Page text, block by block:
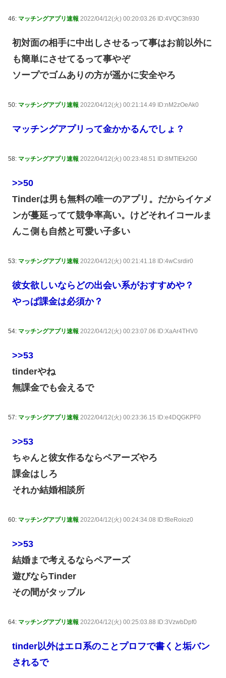
46: マッチングアプリ速報 2022/04/12(火) 00:20:03.26 ID:4VQC3h930
初対面の相手に中出しさせるって事はお前以外に
も簡単にさせてるって事やぞ
ソープでゴムありの方が遥かに安全やろ
50: マッチングアプリ速報 2022/04/12(火) 00:21:14.49 ID:nM2zOeAk0
マッチングアプリって金かかるんでしょ？
58: マッチングアプリ速報 2022/04/12(火) 00:23:48.51 ID:8MTIEk2G0
>>50
Tinderは男も無料の唯一のアプリ。だからイケメ
ンが蔓延ってて競争率高い。けどそれイコールま
んこ側も自然と可愛い子多い
53: マッチングアプリ速報 2022/04/12(火) 00:21:41.18 ID:4wCsrdir0
彼女欲しいならどの出会い系がおすすめや？
やっぱ課金は必須か？
54: マッチングアプリ速報 2022/04/12(火) 00:23:07.06 ID:XaAr4THV0
>>53
tinderやね
無課金でも会えるで
57: マッチングアプリ速報 2022/04/12(火) 00:23:36.15 ID:e4DQGKPF0
>>53
ちゃんと彼女作るならペアーズやろ
課金はしろ
それか結婚相談所
60: マッチングアプリ速報 2022/04/12(火) 00:24:34.08 ID:f8eRoioz0
>>53
結婚まで考えるならペアーズ
遊びならTinder
その間がタップル
64: マッチングアプリ速報 2022/04/12(火) 00:25:03.88 ID:3VzwbDpf0
tinder以外はエロ系のことプロフで書くと垢バン
されるで